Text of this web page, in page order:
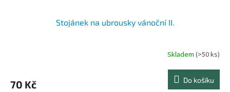
Stojánek na ubrousky vánoční II.
je
Skladem(>50 ks)
70 Kč Do košíku